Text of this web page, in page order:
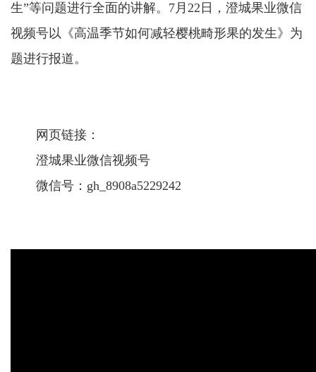
生”等问题进行全面的讲解。7月22日，澄城果业微信
视频号以《高温季节如何减轻樱桃畸形果的发生》为
题进行报道。
网页链接：
澄城果业微信视频号
微信号：gh_8908a5229242